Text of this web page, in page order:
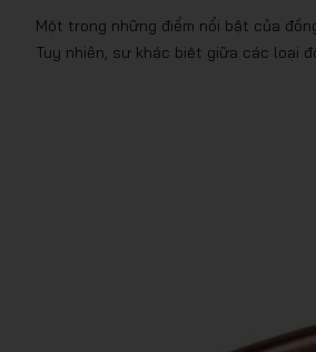
Một trong những điểm nổi bật của
Tuy nhiên, sự khác biệt giữa các loại